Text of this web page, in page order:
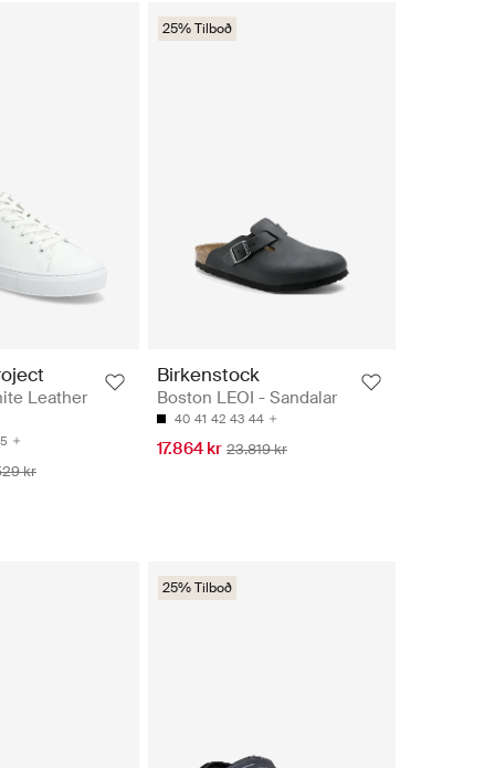
Leather
kr
25% Tilboð
Birkenstock
Boston LEOI - Sandalar
40 41 42 43 44
17.864 kr 23.819 kr
25% Tilboð